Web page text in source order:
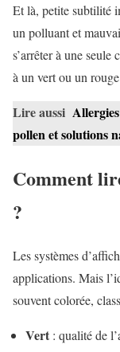
Et là, petite subtilité
un polluant et
s’arrêter à une
à un vert ou un
Lire aussi
pollen et solutions
Comment
?
Les systèmes
applications. Mais
souvent colorée,
Vert : qualité de